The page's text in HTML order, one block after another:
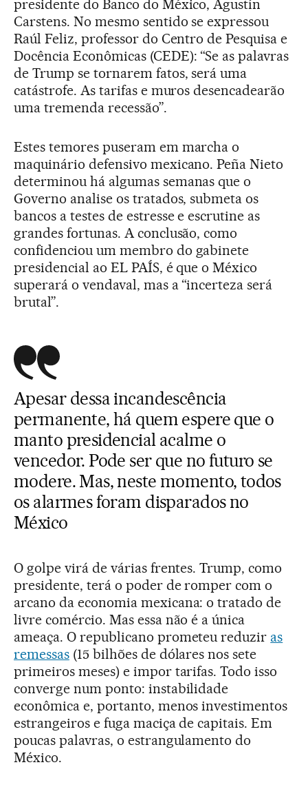
presidente do Banco do México, Agustín
Carstens. No mesmo sentido se expressou
Raúl Feliz, professor do Centro de Pesquisa e
Docência Econômicas (CEDE): “Se as palavras
de Trump se tornarem fatos, será uma
catástrofe. As tarifas e muros desencadearão
uma tremenda recessão”.
Estes temores puseram em marcha o
maquinário defensivo mexicano. Peña Nieto
determinou há algumas semanas que o
Governo analise os tratados, submeta os
bancos a testes de estresse e escrutine as
grandes fortunas. A conclusão, como
confidenciou um membro do gabinete
presidencial ao EL PAÍS, é que o México
superará o vendaval, mas a “incerteza será
brutal”.
Apesar dessa incandescência
permanente, há quem espere que o
manto presidencial acalme o
vencedor. Pode ser que no futuro se
modere. Mas, neste momento, todos
os alarmes foram disparados no
México
O golpe virá de várias frentes. Trump, como
presidente, terá o poder de romper com o
arcano da economia mexicana: o tratado de
livre comércio. Mas essa não é a única
ameaça. O republicano prometeu reduzir as
remessas(15 bilhões de dólares nos sete
primeiros meses) e impor tarifas. Todo isso
converge num ponto: instabilidade
econômica e, portanto, menos investimentos
estrangeiros e fuga maciça de capitais. Em
poucas palavras, o estrangulamento do
México.